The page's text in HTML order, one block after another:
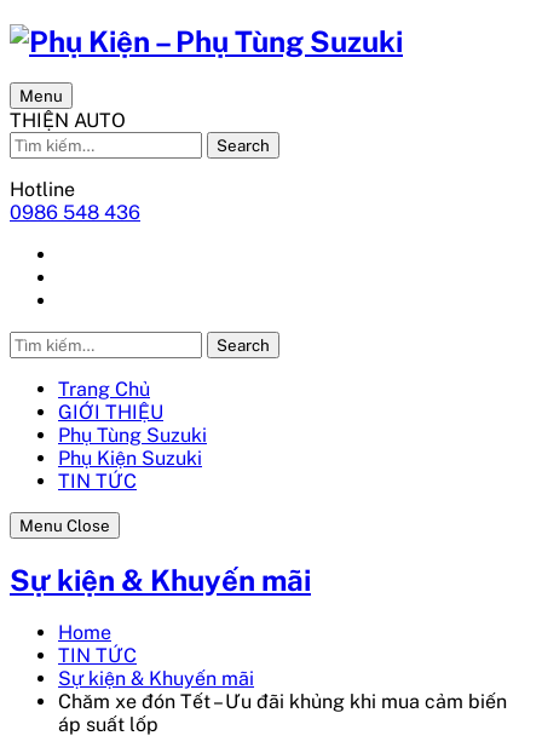
Menu
THIỆN AUTO
Search
Hotline
0986 548 436
Search
Trang Chủ
GIỚI THIỆU
Phụ Tùng Suzuki
Phụ Kiện Suzuki
TIN TỨC
Menu Close
Sự kiện & Khuyến mãi
Home
TIN TỨC
Sự kiện & Khuyến mãi
Chăm xe đón Tết – Ưu đãi khủng khi mua cảm biến
áp suất lốp